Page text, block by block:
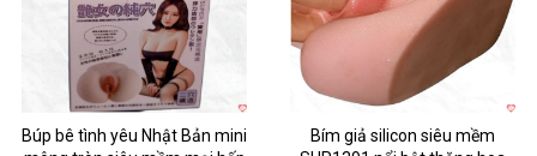
Búp bê tình yêu Nhật Bản mini
Bím giả silicon siêu mềm